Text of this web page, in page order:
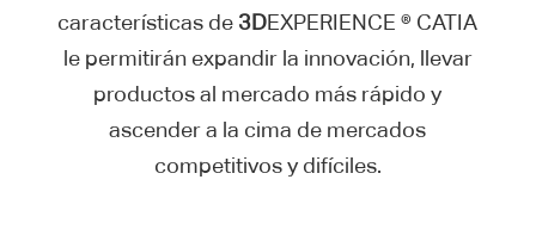
características de 3DEXPERIENCE ® CATIA
le permitirán expandir la innovación, llevar
productos al mercado más rápido y
ascender a la cima de mercados
competitivos y difíciles.